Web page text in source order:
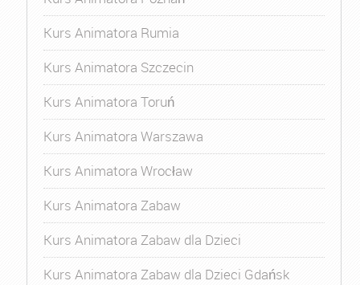
Kurs Animatora Rumia
Kurs Animatora Szczecin
Kurs Animatora Toruń
Kurs Animatora Warszawa
Kurs Animatora Wrocław
Kurs Animatora Zabaw
Kurs Animatora Zabaw dla Dzieci
Kurs Animatora Zabaw dla Dzieci Gdańsk